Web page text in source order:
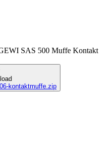
SAS 500 Muffe Kontakt
kontaktmuffe.zip